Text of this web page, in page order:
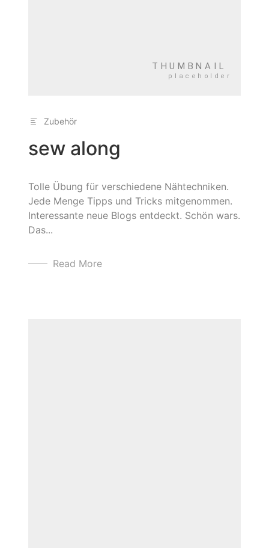
Zubehör
sew along
Tolle Übung für verschiedene Nähtechniken.
Jede Menge Tipps und Tricks mitgenommen.
Interessante neue Blogs entdeckt. Schön wars.
Das...
Read More